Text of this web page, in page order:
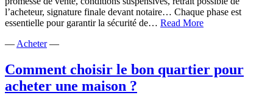
l’acheteur, signature finale devant notaire… Chaque phase est
essentielle pour garantir la sécurité de… Read MoreTout
vente
immobilière :
— Acheter—
Comment choisir le bon quartier pour
acheter une maison ?